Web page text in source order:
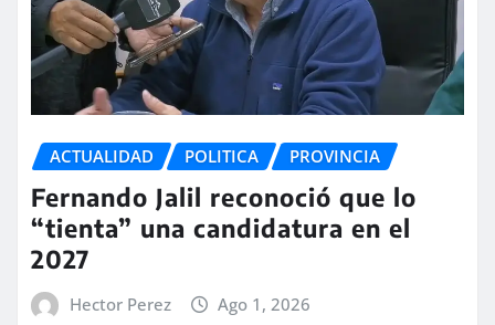
ACTUALIDAD POLITICA PROVINCIA
Fernando Jalil reconoció que lo
“tienta” una candidatura en el
2027
Hector Perez Ago 1, 2026